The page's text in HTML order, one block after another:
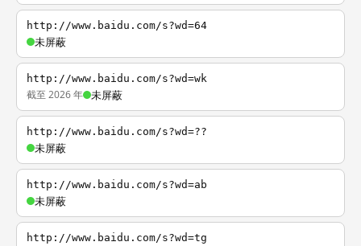
http://www.baidu.com/s?wd=64
未屏蔽
http://www.baidu.com/s?wd=wk
截至 2026 年 未屏蔽
http://www.baidu.com/s?wd=??
未屏蔽
http://www.baidu.com/s?wd=ab
未屏蔽
http://www.baidu.com/s?wd=tg